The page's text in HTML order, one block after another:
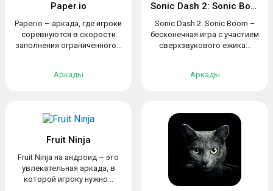
Paper.io
Paper.io – аркада, где игроки
соревнуются в скорости
заполнения ограниченного...
Аркады
Sonic Dash 2: Sonic Boom
Sonic Dash 2: Sonic Boom –
бесконечная игра с участием
сверхзвукового ежика...
Аркады
Fruit Ninja
Fruit Ninja на андроид – это
увлекательная аркада, в
которой игроку нужно...